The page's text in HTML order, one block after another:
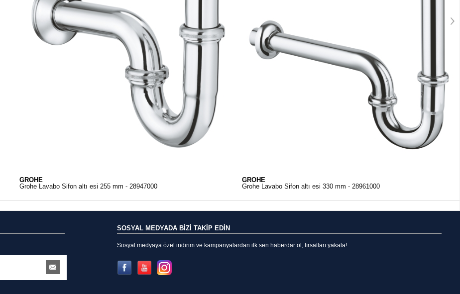
GROHE
Grohe Lavabo Sifon altı esi 255 mm - 28947000
GROHE
Grohe Lavabo Sifon altı esi 330 mm - 28961000
SOSYAL MEDYADA BİZİ TAKİP EDİN
Sosyal medyaya özel indirim ve kampanyalardan ilk sen haberdar ol, fırsatları yakala!